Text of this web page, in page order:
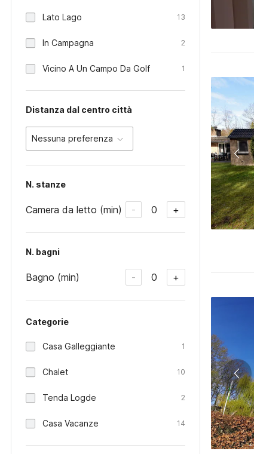
Lato Lago 13
In Campagna 2
Vicino A Un Campo Da Golf 1
Distanza dal centro città
Nessuna preferenza
N. stanze
Camera da letto (min) - 0 +
N. bagni
Bagno (min) - 0 +
Categorie
Casa Galleggiante 1
Chalet 10
Tenda Logde 2
Casa Vacanze 14